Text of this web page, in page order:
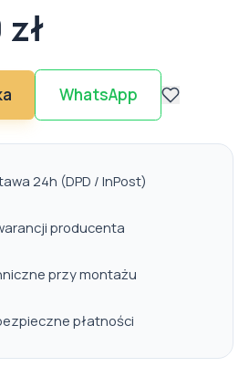
WhatsApp
24h (DPD / InPost)
producenta
przy montażu
płatności